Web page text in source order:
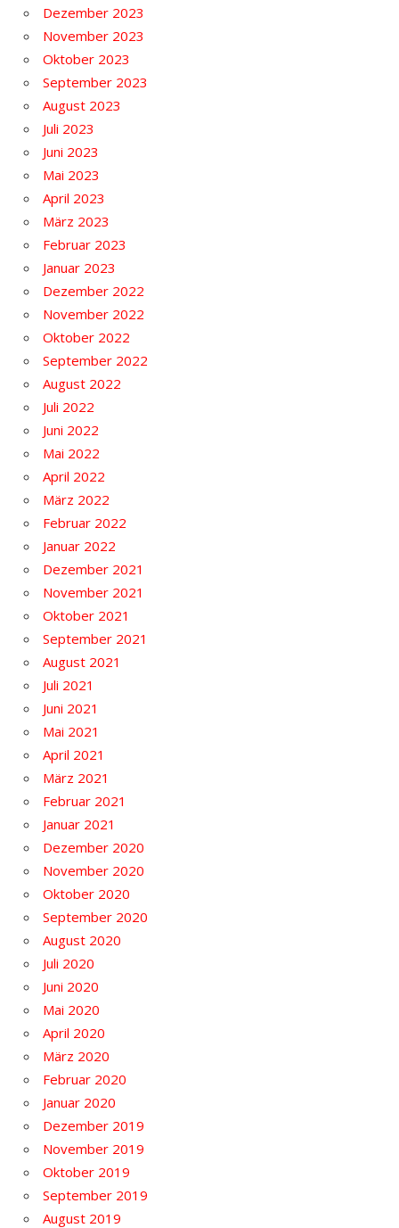
Dezember 2023
November 2023
Oktober 2023
September 2023
August 2023
Juli 2023
Juni 2023
Mai 2023
April 2023
März 2023
Februar 2023
Januar 2023
Dezember 2022
November 2022
Oktober 2022
September 2022
August 2022
Juli 2022
Juni 2022
Mai 2022
April 2022
März 2022
Februar 2022
Januar 2022
Dezember 2021
November 2021
Oktober 2021
September 2021
August 2021
Juli 2021
Juni 2021
Mai 2021
April 2021
März 2021
Februar 2021
Januar 2021
Dezember 2020
November 2020
Oktober 2020
September 2020
August 2020
Juli 2020
Juni 2020
Mai 2020
April 2020
März 2020
Februar 2020
Januar 2020
Dezember 2019
November 2019
Oktober 2019
September 2019
August 2019